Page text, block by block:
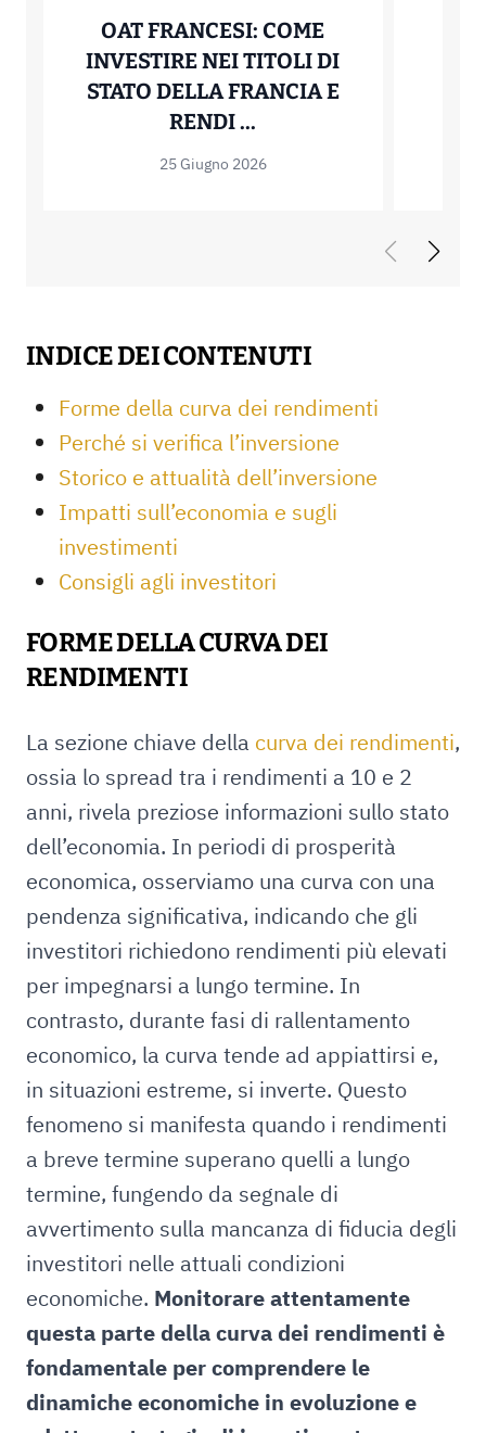
OAT FRANCESI: COME
INVESTIRE NEI TITOLI DI
STATO DELLA FRANCIA E
RENDI ...
25 Giugno 2026
INDICE DEI CONTENUTI
Forme della curva dei rendimenti
Perché si verifica l’inversione
Storico e attualità dell’inversione
Impatti sull’economia e sugli
investimenti
Consigli agli investitori
FORME DELLA CURVA DEI
RENDIMENTI
La sezione chiave della curva dei rendimenti,
ossia lo spread tra i rendimenti a 10 e 2
anni, rivela preziose informazioni sullo stato
dell’economia. In periodi di prosperità
economica, osserviamo una curva con una
pendenza significativa, indicando che gli
investitori richiedono rendimenti più elevati
per impegnarsi a lungo termine. In
contrasto, durante fasi di rallentamento
economico, la curva tende ad appiattirsi e,
in situazioni estreme, si inverte. Questo
fenomeno si manifesta quando i rendimenti
a breve termine superano quelli a lungo
termine, fungendo da segnale di
avvertimento sulla mancanza di fiducia degli
investitori nelle attuali condizioni
economiche. Monitorare attentamente
questa parte della curva dei rendimenti è
fondamentale per comprendere le
dinamiche economiche in evoluzione e